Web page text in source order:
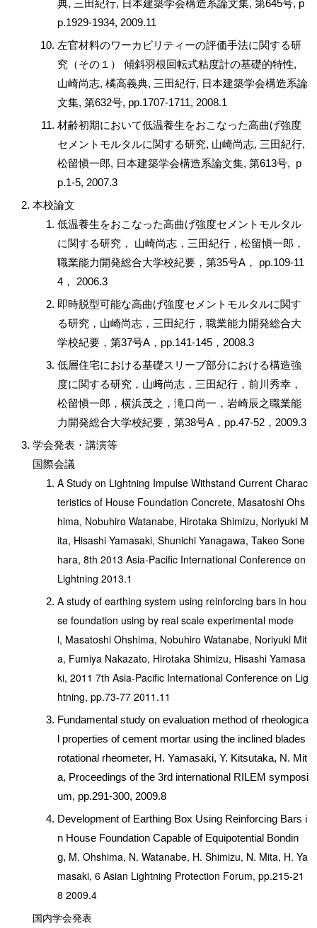
典, 三田紀行, 日本建築学会構造系論文集, 第645号, p
p.1929-1934, 2009.11
左官材料のワーカビリティーの評価手法に関する研
究（その１） 傾斜羽根回転式粘度計の基礎的特性,
山崎尚志, 橘高義典, 三田紀行, 日本建築学会構造系論
文集, 第632号, pp.1707-1711, 2008.1
材齢初期において低温養生をおこなった高曲げ強度
セメントモルタルに関する研究, 山崎尚志, 三田紀行,
松留愼一郎, 日本建築学会構造系論文集, 第613号, p
p.1-5, 2007.3
本校論文
低温養生をおこなった高曲げ強度セメントモルタル
に関する研究， 山崎尚志，三田紀行，松留愼一郎，
職業能力開発総合大学校紀要，第35号A， pp.109-11
4， 2006.3
即時脱型可能な高曲げ強度セメントモルタルに関す
る研究，山崎尚志，三田紀行，職業能力開発総合大
学校紀要，第37号A，pp.141-145，2008.3
低層住宅における基礎スリーブ部分における構造強
度に関する研究，山﨑尚志，三田紀行，前川秀幸，
松留愼一郎，横浜茂之，滝口尚一，岩崎辰之職業能
力開発総合大学校紀要，第38号A，pp.47-52，2009.3
学会発表・講演等
国際会議
A Study on Lightning Impulse Withstand Current Charac
teristics of House Foundation Concrete, Masatoshi Ohs
hima, Nobuhiro Watanabe, Hirotaka Shimizu, Noriyuki M
ita, Hisashi Yamasaki, Shunichi Yanagawa, Takeo Sone
hara,8th 2013 Asia-Pacific International Conference on
Lightning 2013.1
A study of earthing system using reinforcing bars in hou
se foundation using by real scale experimental mode
l, Masatoshi Ohshima, Nobuhiro Watanabe, Noriyuki Mit
a, Fumiya Nakazato, Hirotaka Shimizu, Hisashi Yamasa
ki,2011 7th Asia-Pacific International Conference on Lig
htning, pp.73-77 2011.11
Fundamental study on evaluation method of rheologica
l properties of cement mortar using the inclined blades
rotational rheometer, H. Yamasaki, Y. Kitsutaka, N. Mit
a, Proceedings of the 3rd international RILEM symposi
um, pp.291-300, 2009.8
Development of Earthing Box Using Reinforcing Bars i
n House Foundation Capable of Equipotential Bondin
g, M. Ohshima, N. Watanabe, H. Shimizu, N. Mita, H. Ya
masaki,6 Asian Lightning Protection Forum, pp.215-21
8 2009.4
国内学会発表